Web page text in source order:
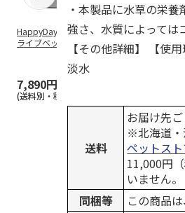
HappyDays 2wayド
ライブベッド グレ
7,890円
(送料別・税込)
獣医師開発 ニオイ
をとる砂専用 猫ト
イレ ナチュラルグ
・本製品に水草の栄
強さ、水質によっては
【その他詳細】 【使用
淡水
送料
お届け先ご
※北海道・
ペットス
11,000円
いません
同梱等
この商品